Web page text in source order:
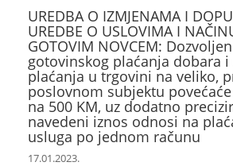
UREDBA O IZMJENAMA I
UREDBE O USLOVIMA I
GOTOVIM NOVCEM:
gotovinskog plaćanja dobara i
plaćanja u trgovini na veliko,
poslovnom subjektu povećaće
na 500 KM, uz dodatno
navedeni iznos odnosi na
usluga po jednom računu
17.01.2023.